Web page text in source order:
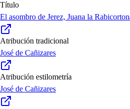
Título
El asombro de Jerez, Juana la
Atribución tradicional
José de Cañizares
Atribución estilometría
José de Cañizares